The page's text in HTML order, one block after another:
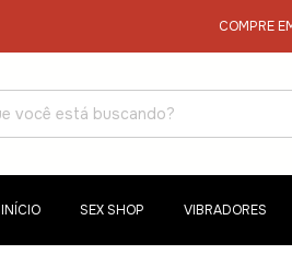
COMPRE
INÍCIO SEX SHOP VIBRADORES